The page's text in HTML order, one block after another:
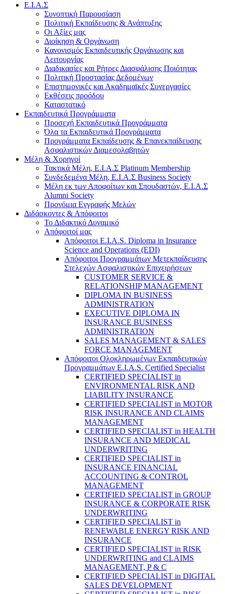
E.I.A.Σ
Συνοπτική Παρουσίαση
Πολιτική Εκπαίδευσης & Ανάπτυξης
Οι Αξίες μας
Διοίκηση & Οργάνωση
Κανονισμός Εκπαιδευτικής Οργάνωσης και
Λειτουργίας
Διαδικασίες και Ρήτρες Διασφάλισης Ποιότητας
Πολιτική Προστασίας Δεδομένων
Επιστημονικές και Ακαδημαϊκές Συνεργασίες
Εκθέσεις προόδου
Καταστατικό
Eκπαιδευτικά Προγράμματα
Προσεχή Εκπαιδευτικά Προγράμματα
Όλα τα Εκπαιδευτικά Προγράμματα
Προγράμματα Εκπαίδευσης & Επανεκπαίδευσης
Ασφαλιστικών Διαμεσολαβητών
Μέλη & Χορηγοί
Τακτικά Μέλη, Ε.Ι.Α.Σ Platinum Membership
Συνδεδεμένα Μέλη, Ε.Ι.Α.Σ Business Society
Μέλη εκ των Αποφοίτων και Σπουδαστών, Ε.Ι.Α.Σ
Alumni Society
Προνόμια Εγγραφής Μελών
Διδάσκοντες & Απόφοιτοι
Το Διδακτικό Δυναμικό
Απόφοιτοί μας
Απόφοιτοι E.I.A.S. Diploma in Insurance
Science and Operations (EDI)
Απόφοιτοι Προγραμμάτων Μετεκπαίδευσης
Στελεχών Ασφαλιστικών Επιχειρήσεων
CUSTOMER SERVICE &
RELATIONSHIP MANAGEMENT
DIPLOMA IN BUSINESS
ADMINISTRATION
EXECUTIVE DIPLOMA IN
INSURANCE BUSINESS
ADMINISTRATION
SALES MANAGEMENT & SALES
FORCE MANAGEMENT
Απόφοιτοι Ολοκληρωμένων Εκπαιδευτικών
Προγραμμάτων E.I.A.S. Certified Specialist
CERTIFIED SPECIALIST in
ENVIRONMENTAL RISK AND
LIABILITY INSURANCE
CERTIFIED SPECIALIST in MOTOR
RISK INSURANCE AND CLAIMS
MANAGEMENT
CERTIFIED SPECIALIST in HEALTH
INSURANCE AND MEDICAL
UNDERWRITING
CERTIFIED SPECIALIST in
INSURANCE FINANCIAL
ACCOUNTING & CONTROL
MANAGEMENT
CERTIFIED SPECIALIST in GROUP
INSURANCE & CORPORATE RISK
UNDERWRITING
CERTIFIED SPECIALIST in
RENEWABLE ENERGY RISK AND
INSURANCE
CERTIFIED SPECIALIST in RISK
UNDERWRITING and CLAIMS
MANAGEMENT, P & C
CERTIFIED SPECIALIST in DIGITAL
SALES DEVELOPMENT